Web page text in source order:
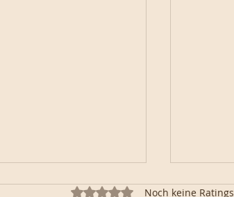
Mit 0 von 5 Sternen bewertet.
Noch keine Ratings